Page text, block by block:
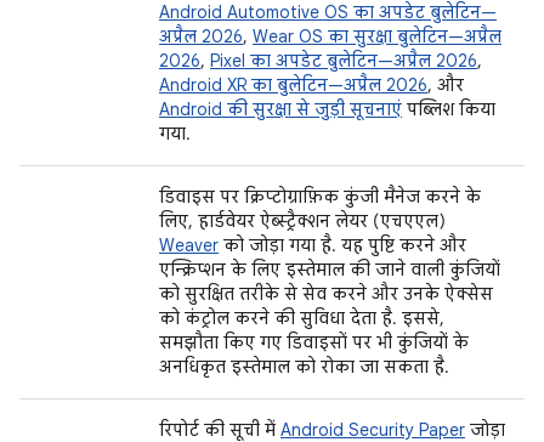
Android Automotive OS का अपडेट बुलेटिन—
अप्रैल 2026, Wear OS का सुरक्षा बुलेटिन—अप्रैल
2026, Pixel का अपडेट बुलेटिन—अप्रैल 2026,
Android XR का बुलेटिन—अप्रैल 2026, और
Android की सुरक्षा से जुड़ी सूचनाएं पब्लिश किया
गया.
डिवाइस पर क्रिप्टोग्राफ़िक कुंजी मैनेज करने के
लिए, हार्डवेयर ऐब्स्ट्रैक्शन लेयर (एचएएल)
Weaver को जोड़ा गया है. यह पुष्टि करने और
एन्क्रिप्शन के लिए इस्तेमाल की जाने वाली कुंजियों
को सुरक्षित तरीके से सेव करने और उनके ऐक्सेस
को कंट्रोल करने की सुविधा देता है. इससे,
समझौता किए गए डिवाइसों पर भी कुंजियों के
अनधिकृत इस्तेमाल को रोका जा सकता है.
रिपोर्ट की सूची में Android Security Paper जोड़ा